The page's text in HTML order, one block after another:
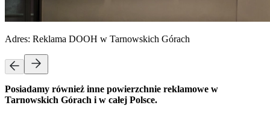
Adres: Reklama DOOH w Tarnowskich Górach
Posiadamy również inne powierzchnie reklamowe w
Tarnowskich Górach i w całej Polsce.